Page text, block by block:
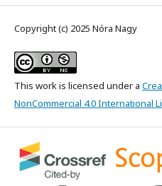
Copyright (c) 2025 Nóra Nagy
This work is licensed under a
NonCommercial 4.0 International